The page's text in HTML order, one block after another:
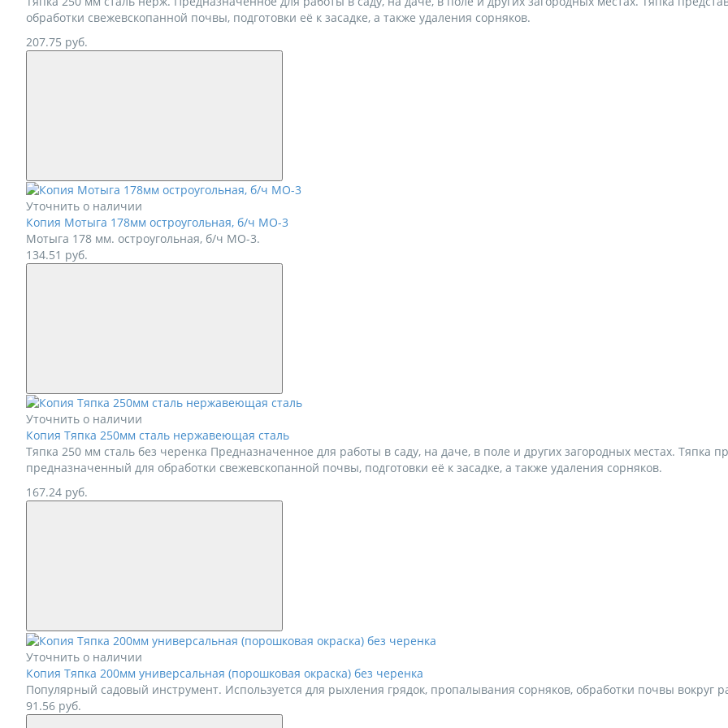
обработки свежевскопанной почвы, подготовки её к засадке, а также удаления сорняков.
207.75 руб.
Уточнить о наличии
Копия Мотыга 178мм остроугольная, б/ч МО-3
Мотыга 178 мм. остроугольная, б/ч МО-3.
134.51 руб.
Уточнить о наличии
Копия Тяпка 250мм сталь нержавеющая сталь
Тяпка 250 мм сталь без черенка Предназначенное для работы в саду, на даче, в поле и других загородных местах. Тяпка
предназначенный для обработки свежевскопанной почвы, подготовки её к засадке, а также удаления сорняков.
167.24 руб.
Уточнить о наличии
Копия Тяпка 200мм универсальная (порошковая окраска) без черенка
Популярный садовый инструмент. Используется для рыхления грядок, пропалывания сорняков, обработки почвы вокруг
91.56 руб.